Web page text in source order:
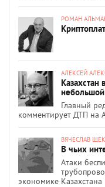
РОМАН
АЛЕКСЕЙ
Главный
комментирует ДТП на
ВЯЧЕСЛАВ
В чьих
Атаки
экономике Казахстана